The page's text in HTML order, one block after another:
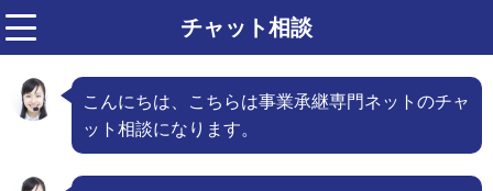
チャット相談
こんにちは、こちらは事業承継専門ネットのチャ
ット相談になります。